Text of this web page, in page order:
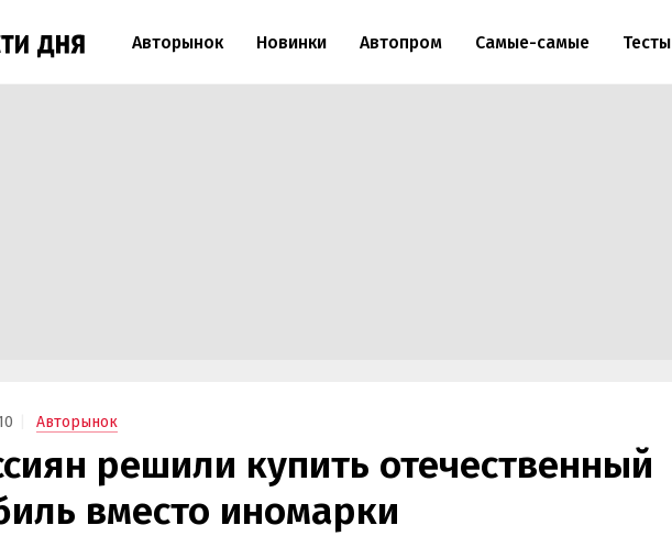
Авторынок Новинки Автопром Самые-самые Тесты
Авторынок
решили купить отечественный
вместо иномарки